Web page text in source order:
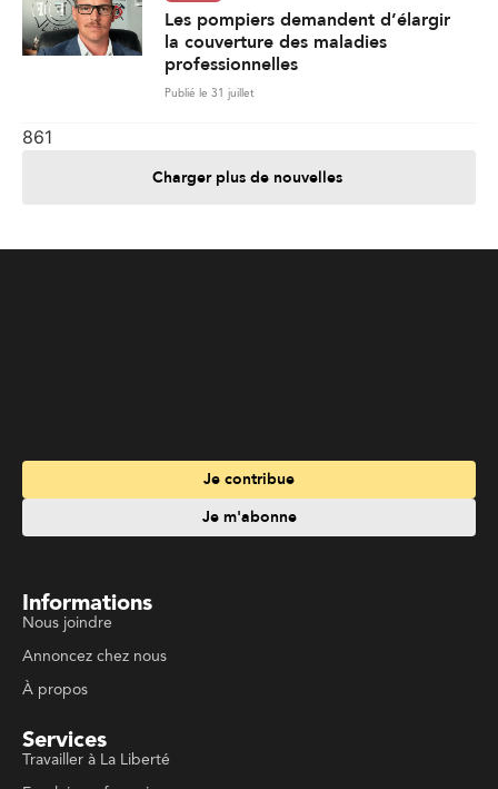
Les pompiers demandent d’élargir
la couverture des maladies
professionnelles
Publié le 31 juillet
861
Charger plus de nouvelles
Informations
Services
Travailler à La Liberté
Emplois en français
Suivez La Liberté